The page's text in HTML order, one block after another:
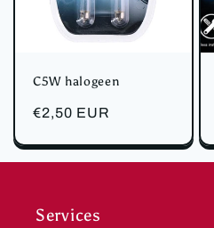
C5W halogeen
Normale
€2,50 EUR
Services